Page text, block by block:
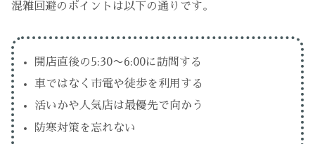
混雑回避のポイントは以下の通りです。
開店直後の5:30〜6:00に訪問する
車ではなく市電や徒歩を利用する
活いかや人気店は最優先で向かう
防寒対策を忘れない